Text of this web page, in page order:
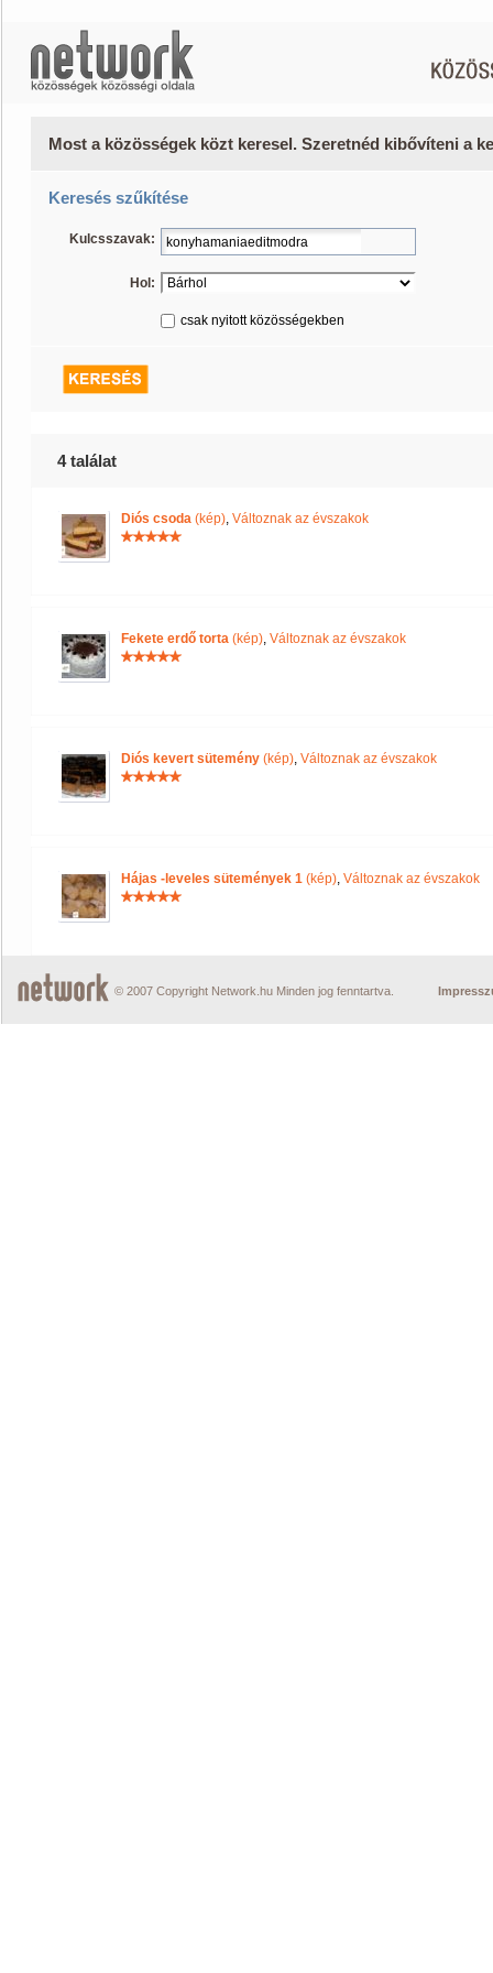
Most a közösségek közt keresel. Szeretnéd kibővíteni a
Keresés szűkítése
Kulcsszavak:
Hol:
csak nyitott közösségekben
4 találat
Diós csoda (kép), Változnak az évszakok
Fekete erdő torta (kép), Változnak az évszakok
Diós kevert sütemény (kép), Változnak az évszakok
Hájas -leveles sütemények 1 (kép), Változnak az évszakok
© 2007 Copyright Network.hu Minden jog fenntartva.